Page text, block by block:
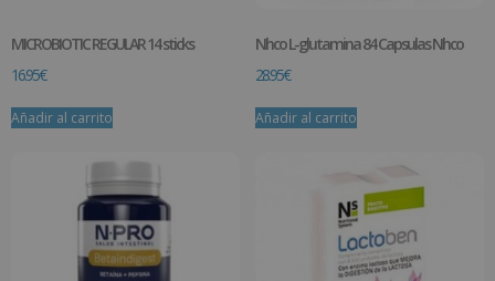
MICROBIOTIC REGULAR 14 sticks
16.95€
Añadir al carrito
Nhco L-glutamina 84 Capsulas Nhco
28.95€
Añadir al carrito